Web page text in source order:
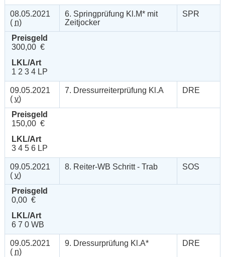
08.05.2021
( n)
6. Springprüfung Kl.M* mit
Zeitjocker
SPR
Preisgeld
300,00 €
LKL/Art
1 2 3 4 LP
09.05.2021
( v)
7. Dressurreiterprüfung Kl.A DRE
Preisgeld
150,00 €
LKL/Art
3 4 5 6 LP
09.05.2021
( v)
8. Reiter-WB Schritt - Trab SOS
Preisgeld
0,00 €
LKL/Art
6 7 0 WB
09.05.2021
( n)
9. Dressurprüfung Kl.A* DRE